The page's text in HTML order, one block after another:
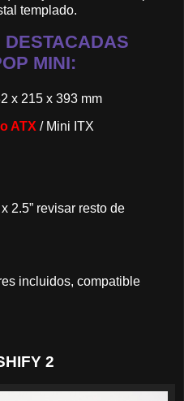
templado.
MINI:
x 215 x 393 mm
ATX / Mini ITX
2.5” revisar resto de
incluidos, compatible
2